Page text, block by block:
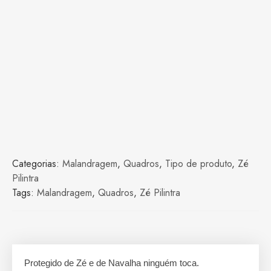
Categorias: Malandragem, Quadros, Tipo de produto, Zé
Pilintra
Tags: Malandragem, Quadros, Zé Pilintra
Protegido de Zé e de Navalha ninguém toca.